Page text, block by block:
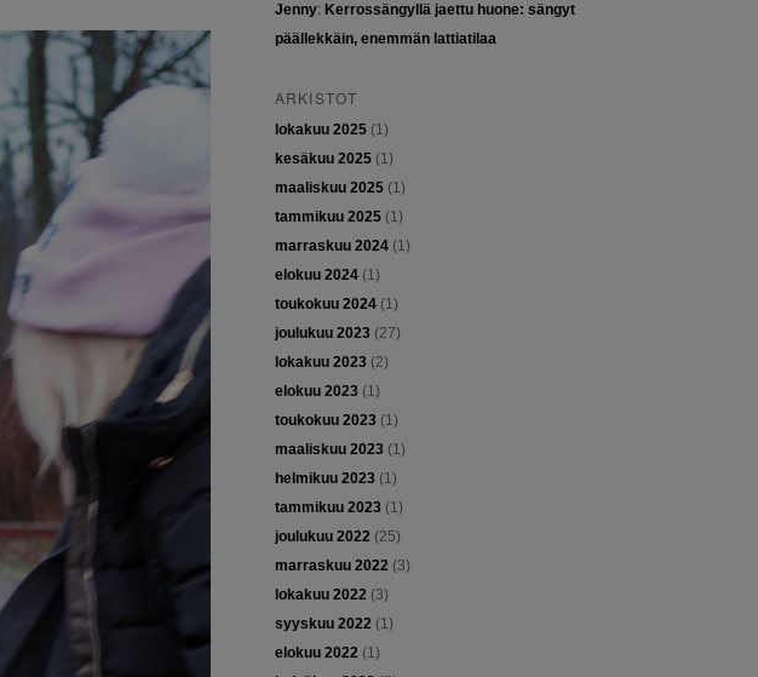
Jenny: Kerrossängyllä jaettu huone: sängyt
päällekkäin, enemmän lattiatilaa
ARKISTOT
lokakuu 2025(1)
kesäkuu 2025(1)
maaliskuu 2025(1)
tammikuu 2025(1)
marraskuu 2024(1)
elokuu 2024(1)
toukokuu 2024(1)
joulukuu 2023(27)
lokakuu 2023(2)
elokuu 2023(1)
toukokuu 2023(1)
maaliskuu 2023(1)
helmikuu 2023(1)
tammikuu 2023(1)
joulukuu 2022(25)
marraskuu 2022(3)
lokakuu 2022(3)
syyskuu 2022(1)
elokuu 2022(1)